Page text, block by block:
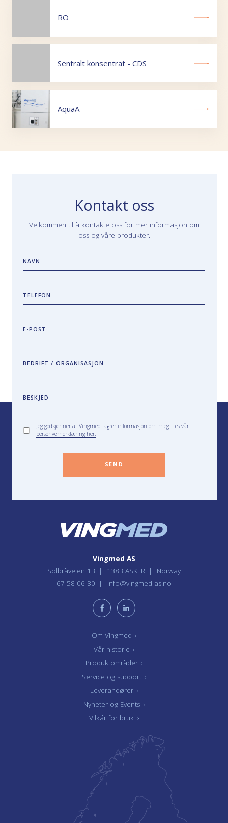
RO
Sentralt konsentrat - CDS
AquaA
Kontakt oss
Velkommen til å kontakte oss for mer informasjon om
oss og våre produkter.
NAVN
TELEFON
E-POST
BEDRIFT / ORGANISASJON
BESKJED
Jeg godkjenner at Vingmed lagrer informasjon om meg. Les vår
personvernerklæring her.
SEND
Om Vingmed ›
Vår historie ›
Produktområder ›
Service og support ›
Leverandører ›
Nyheter og Events ›
Vilkår for bruk ›
Vingmed AS
Solbråveien 13
1383 ASKER
Norway
67 58 06 80
info@vingmed-as.no